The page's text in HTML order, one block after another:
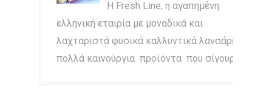
Η Fresh Line, η αγαπημένη
ελληνική εταιρία με μοναδικά και
λαχταριστά φυσικά καλλυντικά λανσάρει
πολλά καινούργια προϊόντα που σίγουρα...